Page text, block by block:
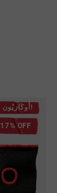
أُوكَازيُون!
17% OFF